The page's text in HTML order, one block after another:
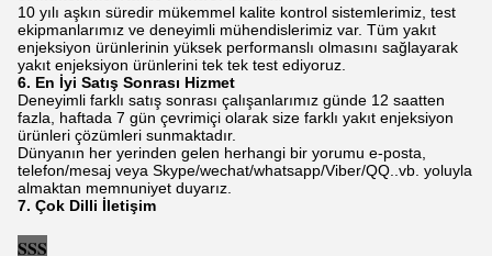
10 yılı aşkın süredir mükemmel kalite kontrol sistemlerimiz, test
ekipmanlarımız ve deneyimli mühendislerimiz var. Tüm yakıt
enjeksiyon ürünlerinin yüksek performanslı olmasını sağlayarak
yakıt enjeksiyon ürünlerini tek tek test ediyoruz.
6. En İyi Satış Sonrası Hizmet
Deneyimli farklı satış sonrası çalışanlarımız günde 12 saatten
fazla, haftada 7 gün çevrimiçi olarak size farklı yakıt enjeksiyon
ürünleri çözümleri sunmaktadır.
Dünyanın her yerinden gelen herhangi bir yorumu e-posta,
telefon/mesaj veya Skype/wechat/whatsapp/Viber/QQ..vb. yoluyla
almaktan memnuniyet duyarız.
7. Çok Dilli İletişim
SSS